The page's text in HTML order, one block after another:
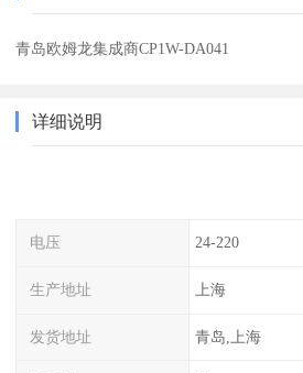
青岛欧姆龙集成商CP1W-DA041
详细说明
电压 24-220
生产地址 上海
发货地址 青岛,上海